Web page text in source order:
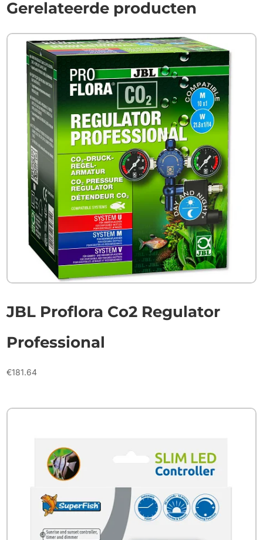
Gerelateerde producten
JBL Proflora Co2 Regulator
Professional
€181.64